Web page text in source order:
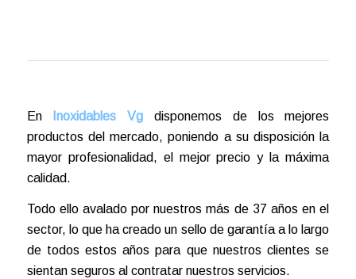
En Inoxidables Vgdisponemos de los mejores
productos del mercado, poniendo a su disposición la
mayor profesionalidad, el mejor precio y la máxima
calidad.
Todo ello avalado por nuestros más de 37 años en el
sector, lo que ha creado un sello de garantía a lo largo
de todos estos años para que nuestros clientes se
sientan seguros al contratar nuestros servicios.